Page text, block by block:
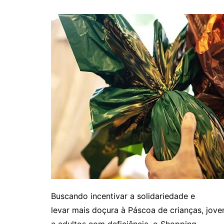
Buscando incentivar a solidariedade e
levar mais doçura à Páscoa de crianças,